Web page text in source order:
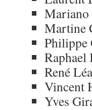
Mariano
Martine
Philippe
Raphael
René Léa
Vincent
Yves